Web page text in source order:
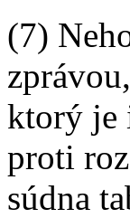
(7)
ktorý je
proti
súdna